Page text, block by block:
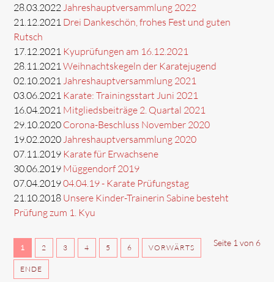
28.03.2022 Jahreshauptversammlung 2022
21.12.2021 Drei Dankeschön, frohes Fest und guten
Rutsch
17.12.2021 Kyuprüfungen am 16.12.2021
28.11.2021 Weihnachtskegeln der Karatejugend
02.10.2021 Jahreshauptversammlung 2021
03.06.2021 Karate: Trainingsstart Juni 2021
16.04.2021 Mitgliedsbeiträge 2. Quartal 2021
29.10.2020 Corona-Beschluss November 2020
19.02.2020 Jahreshauptversammlung 2020
07.11.2019 Karate für Erwachsene
30.06.2019 Müggendorf 2019
07.04.201904.04.19 - Karate Prüfungstag
21.10.2018 Unsere Kinder-Trainerin Sabine besteht
Prüfung zum 1. Kyu
Seite 1 von 6
1 2 3 4 5 6 VORWÄRTS
ENDE